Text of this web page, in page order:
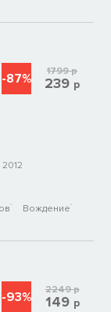
Вождение
-87% 1799р
239 р
-93% 2249р
149 р